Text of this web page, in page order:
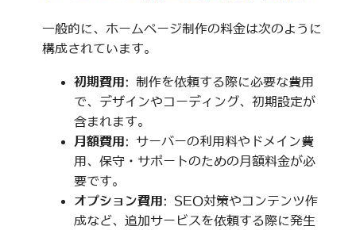
一般的に、ホームページ制作の料金は次のように
構成されています。
初期費用: 制作を依頼する際に必要な費用
で、デザインやコーディング、初期設定が
含まれます。
月額費用: サーバーの利用料やドメイン費
用、保守・サポートのための月額料金が必
要です。
オプション費用: SEO対策やコンテンツ作
成など、追加サービスを依頼する際に発生